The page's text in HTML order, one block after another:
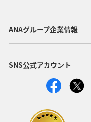
海外 東京都
アメリカ・カナダ・中南米
お祭り・イベント
年末年始
ANAグループ企業情報
SNS公式アカウント